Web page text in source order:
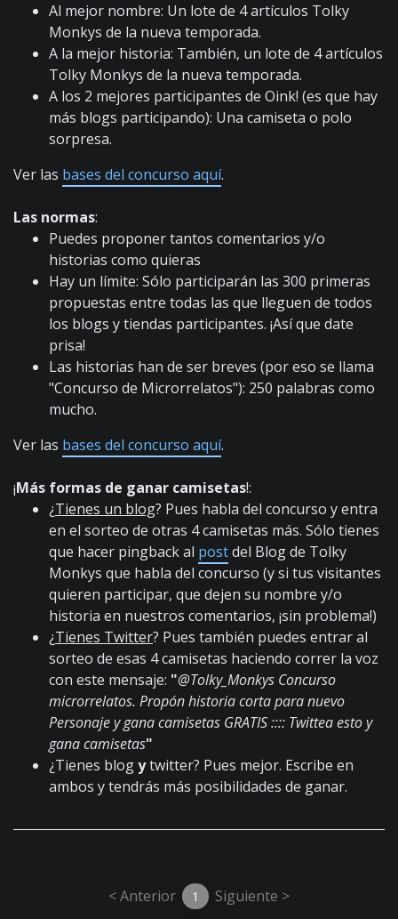
Al mejor nombre: Un lote de 4 artículos Tolky
Monkys de la nueva temporada.
A la mejor historia: También, un lote de 4 artículos
Tolky Monkys de la nueva temporada.
A los 2 mejores participantes de Oink! (es que hay
más blogs participando): Una camiseta o polo
sorpresa.
Ver las bases del concurso aquí.
Las normas:
Puedes proponer tantos comentarios y/o
historias como quieras
Hay un límite: Sólo participarán las 300 primeras
propuestas entre todas las que lleguen de todos
los blogs y tiendas participantes. ¡Así que date
prisa!
Las historias han de ser breves (por eso se llama
"Concurso de Microrrelatos"): 250 palabras como
mucho.
Ver las bases del concurso aquí.
¡Más formas de ganar camisetas!:
¿Tienes un blog? Pues habla del concurso y entra
en el sorteo de otras 4 camisetas más. Sólo tienes
que hacer pingback al postdel Blog de Tolky
Monkys que habla del concurso (y si tus visitantes
quieren participar, que dejen su nombre y/o
historia en nuestros comentarios, ¡sin problema!)
¿Tienes Twitter? Pues también puedes entrar al
sorteo de esas 4 camisetas haciendo correr la voz
con este mensaje: "@Tolky_Monkys Concurso
microrrelatos. Propón historia corta para nuevo
Personaje y gana camisetas GRATIS :::: Twittea esto y
gana camisetas"
¿Tienes blogytwitter? Pues mejor. Escribe en
ambos y tendrás más posibilidades de ganar.
< Anterior 1 Siguiente >